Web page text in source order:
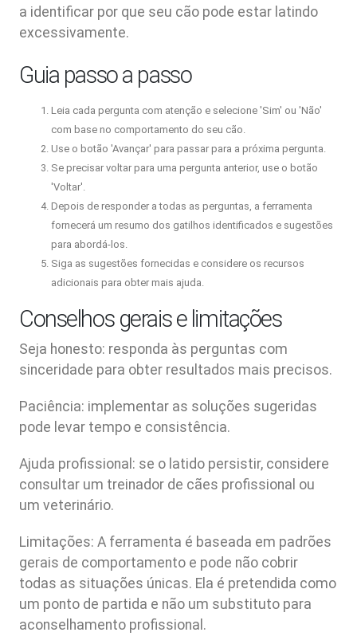
a identificar por que seu cão pode estar latindo
excessivamente.
Guia passo a passo
Leia cada pergunta com atenção e selecione 'Sim' ou 'Não'
com base no comportamento do seu cão.
Use o botão 'Avançar' para passar para a próxima pergunta.
Se precisar voltar para uma pergunta anterior, use o botão
'Voltar'.
Depois de responder a todas as perguntas, a ferramenta
fornecerá um resumo dos gatilhos identificados e sugestões
para abordá-los.
Siga as sugestões fornecidas e considere os recursos
adicionais para obter mais ajuda.
Conselhos gerais e limitações
Seja honesto: responda às perguntas com
sinceridade para obter resultados mais precisos.
Paciência: implementar as soluções sugeridas
pode levar tempo e consistência.
Ajuda profissional: se o latido persistir, considere
consultar um treinador de cães profissional ou
um veterinário.
Limitações: A ferramenta é baseada em padrões
gerais de comportamento e pode não cobrir
todas as situações únicas. Ela é pretendida como
um ponto de partida e não um substituto para
aconselhamento profissional.